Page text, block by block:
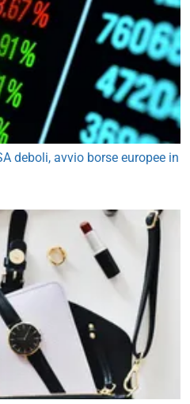
deboli, avvio borse europee in